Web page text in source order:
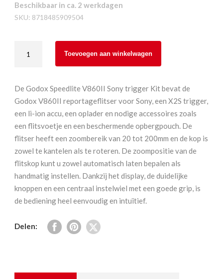
Beschikbaar in ca. 2 werkdagen
SKU: 8718485909504
Speedlite
II
X2
Trigger
Canon
aantal
Toevoegen aan winkelwagen
De Godox Speedlite V860II Sony trigger Kit bevat de
Godox V860II reportageflitser voor Sony, een X2S trigger,
een li-ion accu, een oplader en nodige accessoires zoals
een flitsvoetje en een beschermende opbergpouch. De
flitser heeft een zoombereik van 20 tot 200mm en de kop is
zowel te kantelen als te roteren. De zoompositie van de
flitskop kunt u zowel automatisch laten bepalen als
handmatig instellen. Dankzij het display, de duidelijke
knoppen en een centraal instelwiel met een goede grip, is
de bediening heel eenvoudig en intuïtief.
Delen: